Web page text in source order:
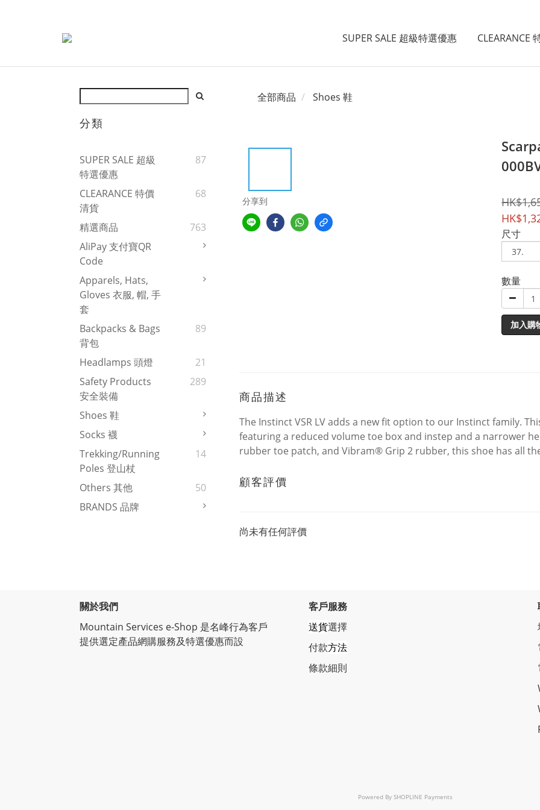
SUPER SALE 超級特選優惠 CLEARANCE
分類
SUPER SALE 超級
特選優惠
87
CLEARANCE 特價
清貨
68
精選商品
763
AliPay 支付寶QR
Code
Apparels, Hats,
Gloves 衣服, 帽, 手
套
Backpacks & Bags
背包
89
Headlamps 頭燈
21
Safety Products
安全裝備
289
Shoes 鞋
Socks 襪
Trekking/Running
Poles 登山杖
14
Others 其他
50
BRANDS 品牌
全部商品 Shoes 鞋
分享到
尺寸
數量
加入購
商品描述
The Instinct VSR LV adds a new fit option to our Instinct family.
featuring a reduced volume toe box and instep and a narrower
rubber toe patch, and Vibram® Grip 2 rubber, this shoe has all
顧客評價
尚未有任何評價
關於我們
Mountain Services e-Shop 是名峰行為客戶
提供選定產品網購服務及特選優惠而設
客戶服務
送貨選擇
付款方法
條款細則
Powered By SHOPLINE Payments